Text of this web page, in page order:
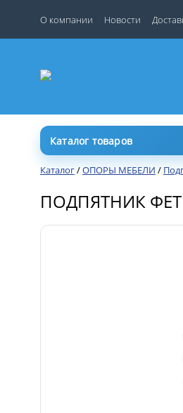
О компании Новости
Каталог товаров
Каталог/ОПОРЫ МЕБЕЛИ /
ПОДПЯТНИК